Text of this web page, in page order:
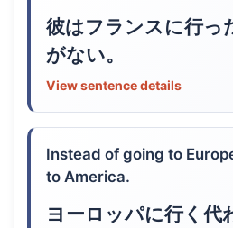
彼はフランスに行っ
がない。
View sentence details
Instead of going to
to America.
ヨーロッパに行く代